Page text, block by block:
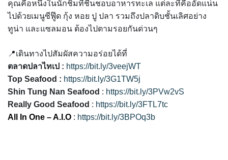
คุณคือหนึ่งในนักชิมที่ชื่นชอบอาหารทะเล แต่ละที่คืออัดแน่น
ไปด้วยเมนูซีฟู๊ด กุ้ง หอย ปู ปลา รวมถึงปลาดิบชั้นเลิศอย่าง
ทูน่า และแซลมอน ต้องไปตามรอยกันด่วนๆ
📍เดินทางไปสัมผัสความอร่อยได้ที่
ตลาดปลาไทเป : https://bit.ly/3veejWT
Top Seafood : https://bit.ly/3G1TW5j
Shin Tung Nan Seafood : https://bit.ly/3PVw2vS
Really Good Seafood : https://bit.ly/3FTL7tc
All In One – A.I.O : https://bit.ly/3BPOq3b